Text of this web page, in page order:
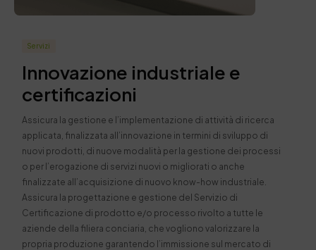
Servizi
Innovazione industriale e
certificazioni
Assicura la gestione e l’implementazione di attività di ricerca
applicata, finalizzata all’innovazione in termini di sviluppo di
nuovi prodotti, di nuove modalità per la gestione dei processi
o per l’erogazione di servizi nuovi o migliorati o anche
finalizzate all’acquisizione di nuovo know-how industriale.
Assicura la progettazione e gestione del Servizio di
Certificazione di prodotto e/o processo rivolto a tutte le
aziende della filiera conciaria, che vogliono valorizzare la
propria produzione garantendo l’immissione sul mercato di